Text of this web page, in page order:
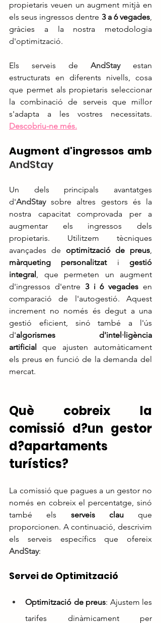
propietaris veuen un augment mitjà en
els seus ingressos dentre 3 a 6 vegades,
gràcies a la nostra metodologia
d'optimització.
Els serveis de AndStay estan
estructurats en diferents nivells, cosa
que permet als propietaris seleccionar
la combinació de serveis que millor
s'adapta a les vostres necessitats.
Descobriu-ne més.
AndStay
Un dels principals avantatges
d'AndStay sobre altres gestors és la
nostra capacitat comprovada per a
augmentar els ingressos dels
propietaris. Utilitzem tècniques
avançades de optimització de preus
màrqueting personalitzat i gestió
integral, que permeten un augment
d'ingressos d'entre 3 i 6 vegades en
comparació de l'autogestió. Aquest
increment no només és degut a una
gestió eficient, sinó també a l'ús
d'algorismes d'intel·ligència
artificial que ajusten automàticament
els preus en funció de la demanda del
mercat.
Què cobreix la
comissió d?un gestor
d?apartaments
turístics?
La comissió que pagues a un gestor no
només en cobreix el percentatge, sinó
també els serveis clau que
proporcionen. A continuació, descrivim
AndStay:
Servei de Optimització
Optimització de preus: Ajustem les
tarifes dinàmicament per